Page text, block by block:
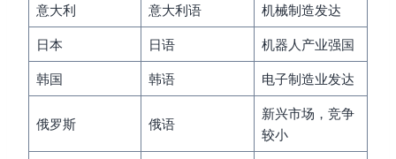
意大利
意大利语
机械制造发达
日本
日语
机器人产业强国
韩国
韩语 电子制造业发达
俄罗斯 俄语
新兴市场，竞争
较小